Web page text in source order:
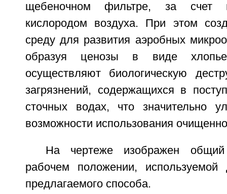
щебеночном фильтре, за счет
кислородом воздуха. При этом
среду для развития аэробных
образуя ценозы в виде
осуществляют биологическую
загрязнений, содержащихся в
сточных водах, что значительно
возможности использования
На чертеже изображен
рабочем положении, используемой
предлагаемого способа.